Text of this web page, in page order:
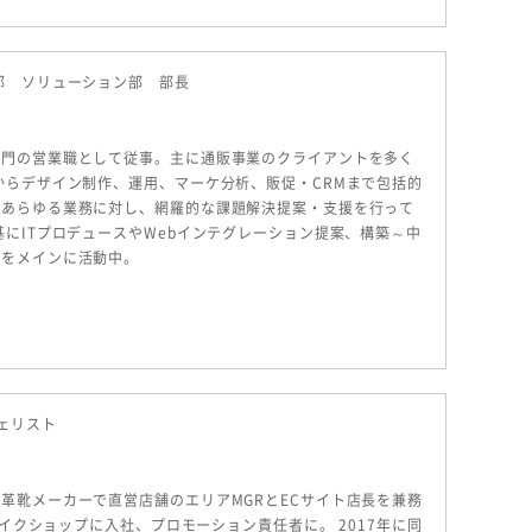
ソリューション部 部長
の営業職として従事。主に通販事業のクライアントを多く
デザイン制作、運用、マーケ分析、販促・CRMまで包括的
らゆる業務に対し、網羅的な課題解決提案・支援を行って
ITプロデュースやWebインテグレーション提案、構築～中
メインに活動中。
リスト
靴メーカーで直営店舗のエリアMGRとECサイト店長を兼務
クショップに入社、プロモーション責任者に。 2017年に同